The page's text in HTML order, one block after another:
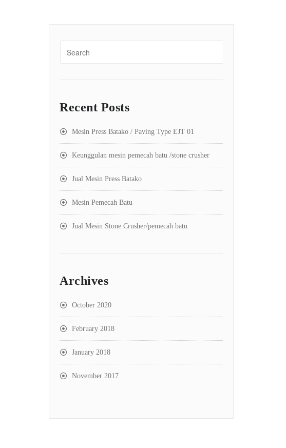
Recent Posts
Mesin Press Batako / Paving Type EJT 01
Keunggulan mesin pemecah batu /stone crusher
Jual Mesin Press Batako
Mesin Pemecah Batu
Jual Mesin Stone Crusher/pemecah batu
Archives
October 2020
February 2018
January 2018
November 2017